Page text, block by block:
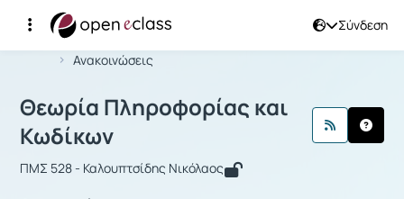
Σύνδεση
Αρχική Σελίδα
Ανακοινώσεις
Μάθημα : Θεωρία Πληροφορίας και
Θεωρία Πληροφορίας και
Κωδίκων
ΠΜΣ 528 - Καλουπτσίδης Νικόλαος